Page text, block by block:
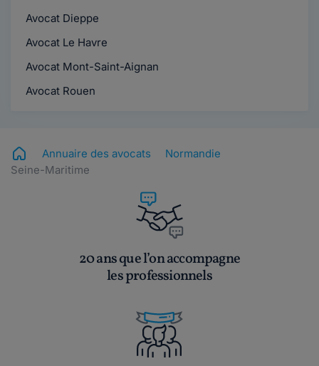
Avocat Dieppe
Avocat Le Havre
Avocat Mont-Saint-Aignan
Avocat Rouen
Annuaire des avocats
Normandie
Seine-Maritime
20 ans que l’on accompagne
les professionnels